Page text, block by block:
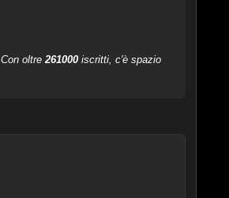
oltre261000iscritti, c'è spazio